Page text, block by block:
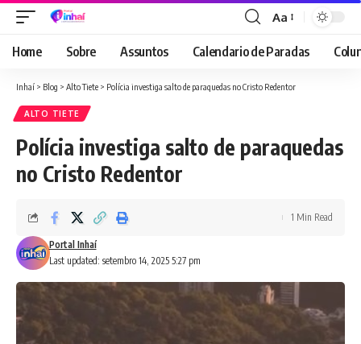
Font
Resizer
Aa
Home Sobre Assuntos Calendario de Paradas
Inhaí > Blog > Alto Tiete > Polícia investiga salto de paraquedas no Cristo Redentor
ALTO TIETE
Polícia investiga salto de paraquedas
no Cristo Redentor
Last updated: setembro 14, 2025 5:27 pm
Portal Inhaí
1 Min Read